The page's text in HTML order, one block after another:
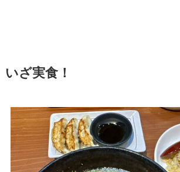
いざ実食！